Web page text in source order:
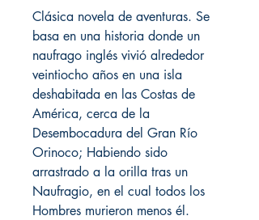
Clásica novela de aventuras. Se
basa en una historia donde un
naufrago inglés vivió alrededor
veintiocho años en una isla
deshabitada en las Costas de
América, cerca de la
Desembocadura del Gran Río
Orinoco; Habiendo sido
arrastrado a la orilla tras un
Naufragio, en el cual todos los
Hombres murieron menos él.